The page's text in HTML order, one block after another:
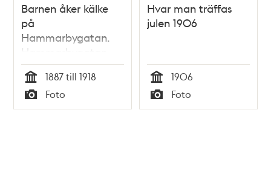
Barnen åker kälke
på
Hammarbygatan.
Hammarbygatan
österut vid nr 11, nu
Bohusgatan 29
Tid
1887 till 1918
Typ
Foto
Hvar man träffas
julen 1906
Tid
1906
Typ
Foto